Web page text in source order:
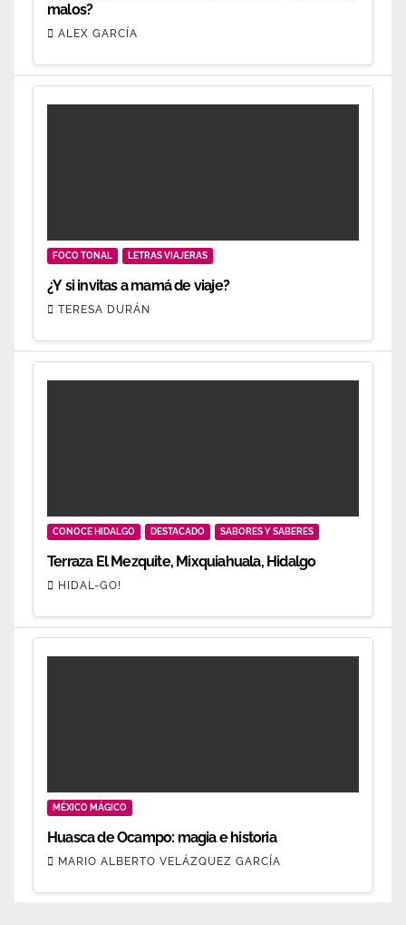
malos?
ALEX GARCÍA
FOCO TONAL LETRAS VIAJERAS
¿Y si invitas a mamá de viaje?
TERESA DURÁN
CONOCE HIDALGO DESTACADO SABORES Y SABERES
Terraza El Mezquite, Mixquiahuala, Hidalgo
HIDAL-GO!
MÉXICO MÁGICO
Huasca de Ocampo: magia e historia
MARIO ALBERTO VELÁZQUEZ GARCÍA